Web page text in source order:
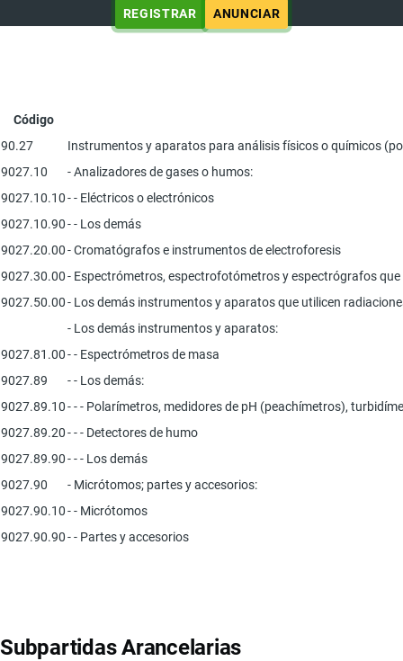
REGISTRAR
ANUNCIAR
Código
90.27
Instrumentos y aparatos para análisis físicos o químicos
9027.10
- Analizadores de gases o humos:
9027.10.10- - Eléctricos o electrónicos
9027.10.90- - Los demás
9027.20.00- Cromatógrafos e instrumentos de electroforesis
9027.30.00- Espectrómetros, espectrofotómetros y espectrógrafos
9027.50.00- Los demás instrumentos y aparatos que utilicen
- Los demás instrumentos y aparatos:
9027.81.00- - Espectrómetros de masa
9027.89
- - Los demás:
9027.89.10- - - Polarímetros, medidores de pH (peachímetros),
9027.89.20- - - Detectores de humo
9027.89.90- - - Los demás
9027.90
- Micrótomos; partes y accesorios:
9027.90.10- - Micrótomos
9027.90.90- - Partes y accesorios
Subpartidas Arancelarias